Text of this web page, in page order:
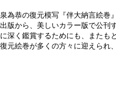
為恭の復元模写『伴大納言絵巻
版から、美しいカラー版で公刊
深く鑑賞するためにも、またも
元絵巻が多くの方々に迎えられ